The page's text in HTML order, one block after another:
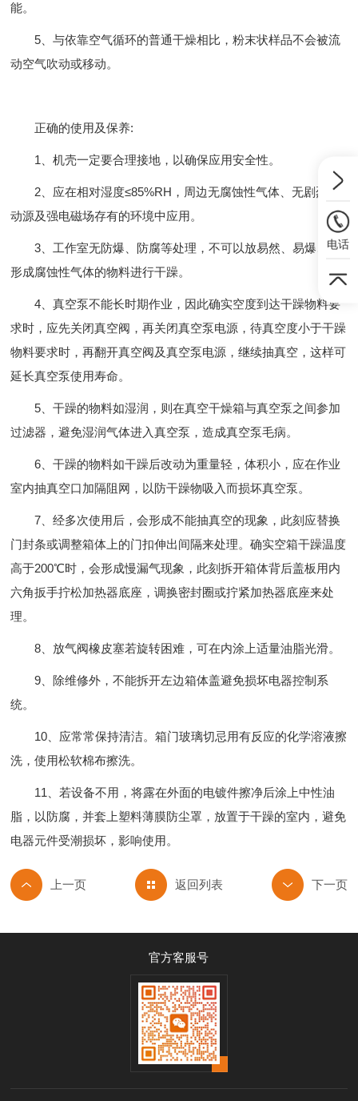
能。
5、与依靠空气循环的普通干燥相比，粉末状样品不会被流
动空气吹动或移动。
正确的使用及保养:
1、机壳一定要合理接地，以确保应用安全性。
2、应在相对湿度≤85%RH，周边无腐蚀性气体、无剧烈振
动源及强电磁场存有的环境中应用。
3、工作室无防爆、防腐等处理，不可以放易然、易爆、易
形成腐蚀性气体的物料进行干躁。
4、真空泵不能长时期作业，因此确实空度到达干躁物料要
求时，应先关闭真空阀，再关闭真空泵电源，待真空度小于干躁
物料要求时，再翻开真空阀及真空泵电源，继续抽真空，这样可
延长真空泵使用寿命。
5、干躁的物料如湿润，则在真空干燥箱与真空泵之间参加
过滤器，避免湿润气体进入真空泵，造成真空泵毛病。
6、干躁的物料如干躁后改动为重量轻，体积小，应在作业
室内抽真空口加隔阻网，以防干躁物吸入而损坏真空泵。
7、经多次使用后，会形成不能抽真空的现象，此刻应替换
门封条或调整箱体上的门扣伸出间隔来处理。确实空箱干躁温度
高于200℃时，会形成慢漏气现象，此刻拆开箱体背后盖板用内
六角扳手拧松加热器底座，调换密封圈或拧紧加热器底座来处
理。
8、放气阀橡皮塞若旋转困难，可在内涂上适量油脂光滑。
9、除维修外，不能拆开左边箱体盖避免损坏电器控制系
统。
10、应常常保持清洁。箱门玻璃切忌用有反应的化学溶液擦
洗，使用松软棉布擦洗。
11、若设备不用，将露在外面的电镀件擦净后涂上中性油
脂，以防腐，并套上塑料薄膜防尘罩，放置于干躁的室内，避免
电器元件受潮损坏，影响使用。
返回列表
官方客服号
电话